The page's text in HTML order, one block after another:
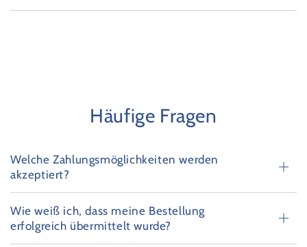
Häufige Fragen
Welche Zahlungsmöglichkeiten werden
akzeptiert?
Wie weiß ich, dass meine Bestellung
erfolgreich übermittelt wurde?